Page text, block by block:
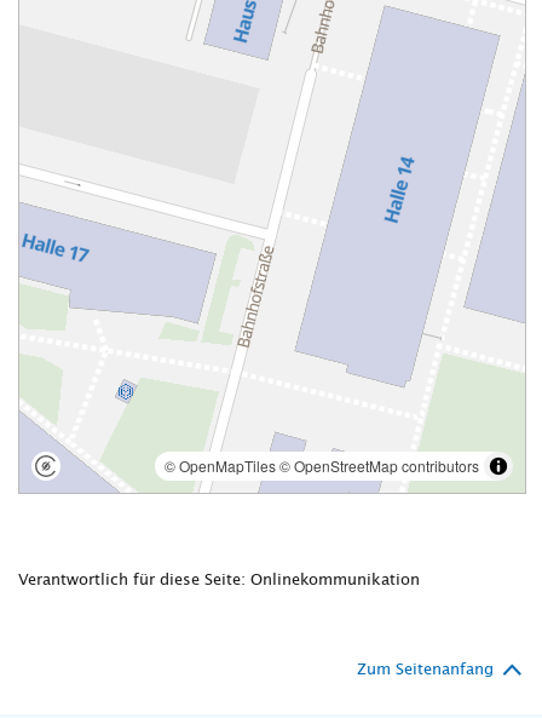
Verantwortlich für diese Seite: Onlinekommunikation
Zum Seitenanfang